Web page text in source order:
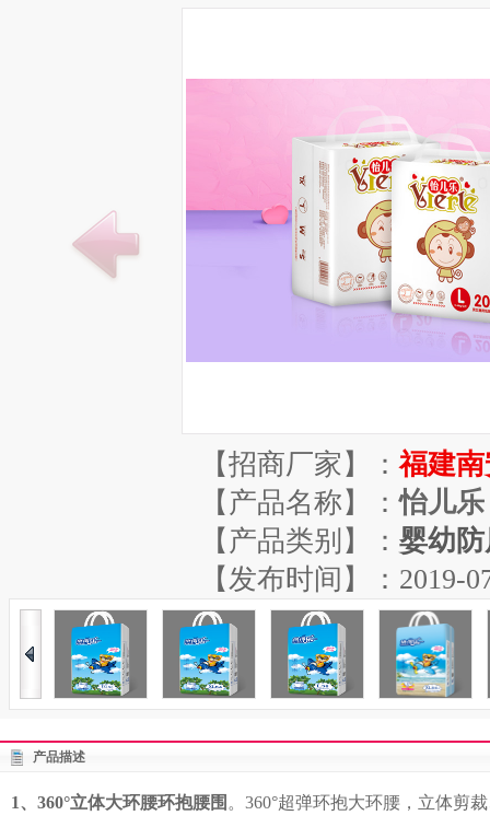
【招商厂家】：福建
【产品名称】：怡儿
【产品类别】： 婴幼
【发布时间】：2019-
产品描述
1、360°立体大环腰环抱腰围 。360°超弹环抱大环腰，立体剪